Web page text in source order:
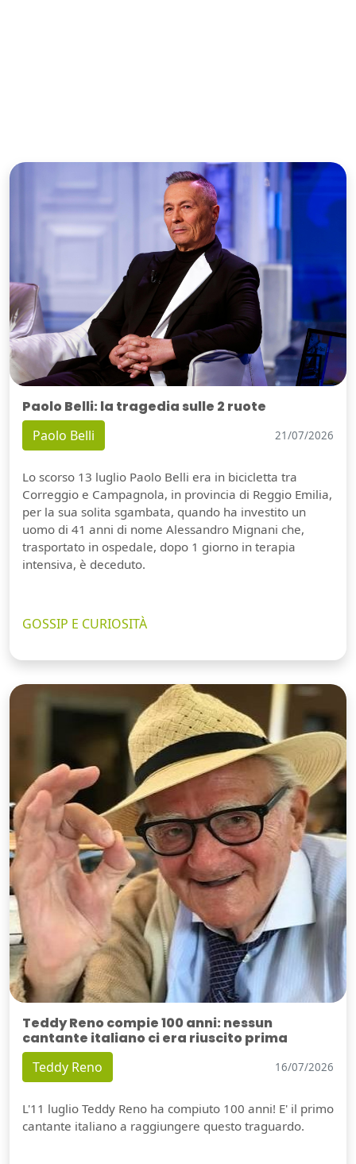
Paolo Belli: la tragedia sulle 2 ruote
Paolo Belli 21/07/2026
Lo scorso 13 luglio Paolo Belli era in bicicletta tra
Correggio e Campagnola, in provincia di Reggio Emilia,
per la sua solita sgambata, quando ha investito un
uomo di 41 anni di nome Alessandro Mignani che,
trasportato in ospedale, dopo 1 giorno in terapia
intensiva, è deceduto.
GOSSIP E CURIOSITÀ
Teddy Reno compie 100 anni: nessun
cantante italiano ci era riuscito prima
Teddy Reno 16/07/2026
L'11 luglio Teddy Reno ha compiuto 100 anni! E' il primo
cantante italiano a raggiungere questo traguardo.